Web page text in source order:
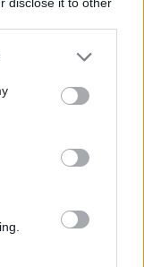
ir rasti
skubų
– dar
2-oji